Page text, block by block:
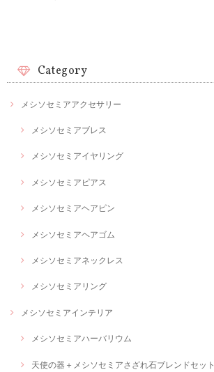
Category
メシソセミアアクセサリー
メシソセミアブレス
メシソセミアイヤリング
メシソセミアピアス
メシソセミアヘアピン
メシソセミアヘアゴム
メシソセミアネックレス
メシソセミアリング
メシソセミアインテリア
メシソセミアハーバリウム
天使の器＋メシソセミアさざれ石ブレンドセット